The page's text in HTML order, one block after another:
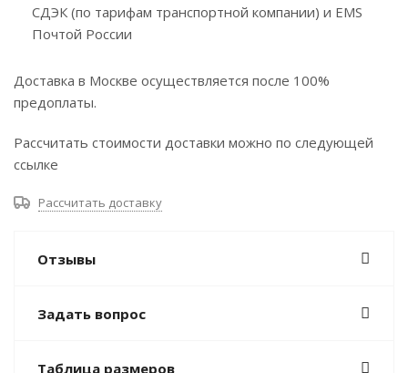
СДЭК (по тарифам транспортной компании) и EMS
Почтой России
Доставка в Москве осуществляется после 100%
предоплаты.
Рассчитать стоимости доставки можно по следующей
ссылке
Рассчитать доставку
Отзывы
Задать вопрос
Таблица размеров